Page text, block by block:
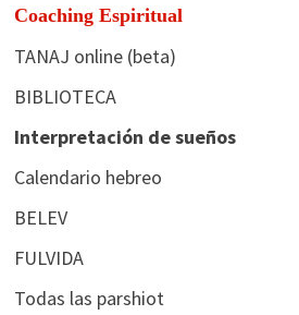
Coaching Espiritual
TANAJ online (beta)
BIBLIOTECA
Interpretación de sueños
Calendario hebreo
BELEV
FULVIDA
Todas las parshiot